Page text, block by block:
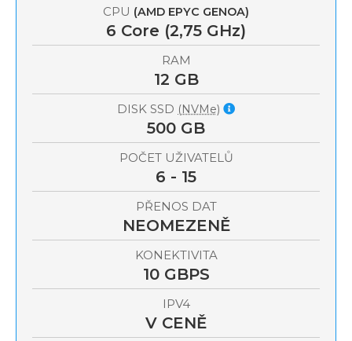
CPU (AMD EPYC GENOA)
6 Core (2,75 GHz)
RAM
12 GB
DISK SSD (NVMe)
500 GB
POČET UŽIVATELŮ
6 - 15
PŘENOS DAT
NEOMEZENĚ
KONEKTIVITA
10 GBPS
IPV4
V CENĚ